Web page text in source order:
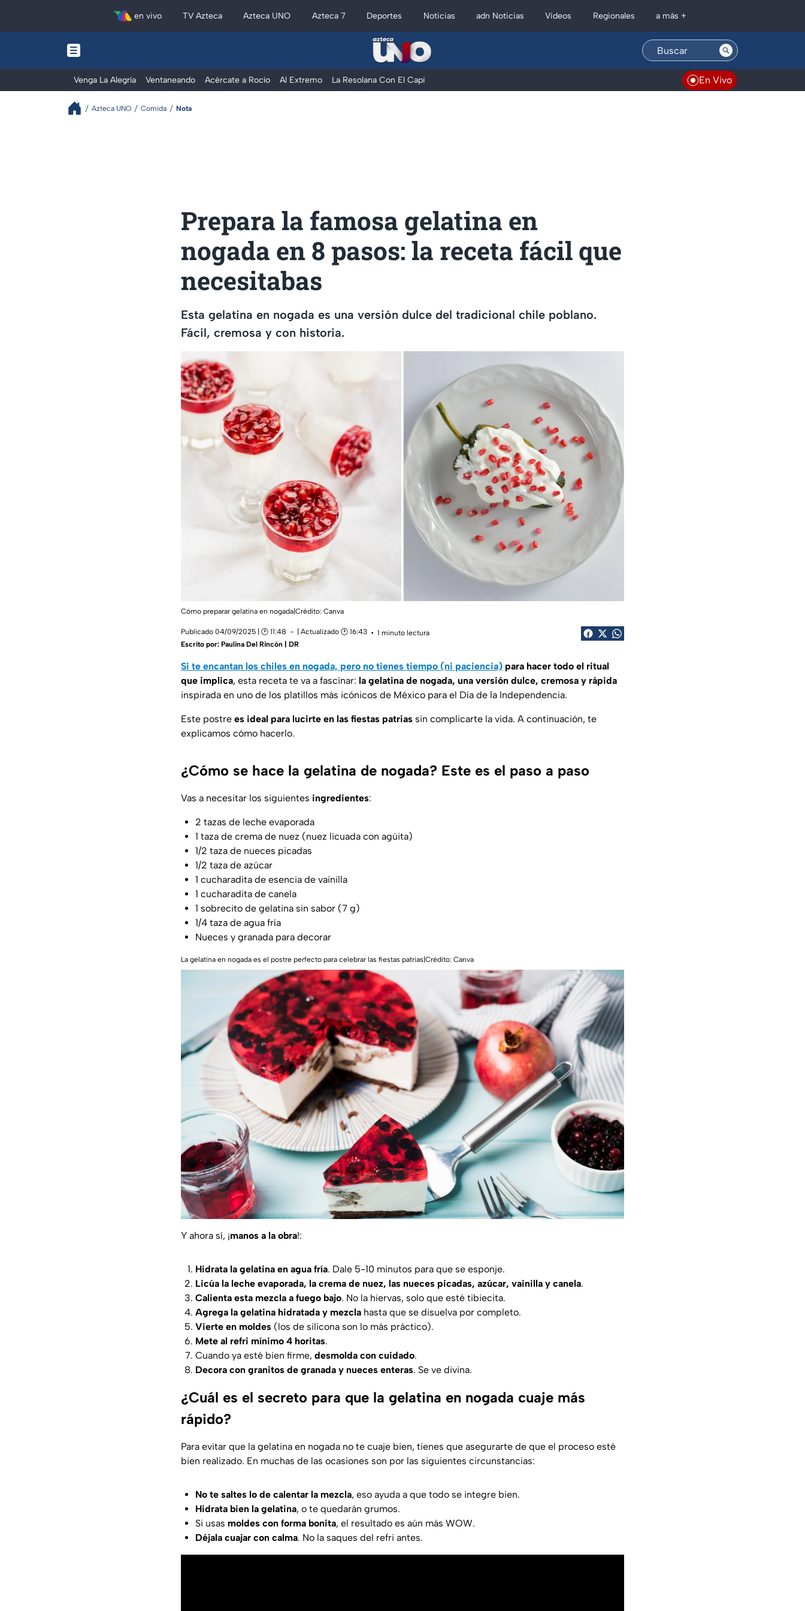
en vivo TV Azteca Azteca UNO Azteca 7 Deportes Noticias adn Noticias Videos Regionales a más +
Venga La Alegría Ventaneando Acércate a Rocío Al Extremo La Resolana Con El Capi En Vivo
Azteca UNO Comida Nota
Prepara la famosa gelatina en
nogada en 8 pasos: la receta fácil que
necesitabas
Esta gelatina en nogada es una versión dulce del tradicional chile poblano.
Fácil, cremosa y con historia.
Cómo preparar gelatina en nogada|Crédito: Canva
Publicado 04/09/2025 | 🕑 11:48 | Actualizado 🕑 16:43
1 minuto lectura
Escrito por: Paulina Del Rincón | DR
Si te encantan los chiles en nogada, pero no tienes tiempo (ni paciencia) para hacer todo el ritual
que implica, esta receta te va a fascinar: la gelatina de nogada, una versión dulce, cremosa y rápida
inspirada en uno de los platillos más icónicos de México para el Día de la Independencia.
Este postre es ideal para lucirte en las fiestas patrias sin complicarte la vida. A continuación, te
explicamos cómo hacerlo.
¿Cómo se hace la gelatina de nogada? Este es el paso a paso
Vas a necesitar los siguientes ingredientes:
2 tazas de leche evaporada
1 taza de crema de nuez (nuez licuada con agüita)
1/2 taza de nueces picadas
1/2 taza de azúcar
1 cucharadita de esencia de vainilla
1 cucharadita de canela
1 sobrecito de gelatina sin sabor (7 g)
1/4 taza de agua fría
Nueces y granada para decorar
La gelatina en nogada es el postre perfecto para celebrar las fiestas patrias|Crédito: Canva
Y ahora sí, ¡manos a la obra!:
Hidrata la gelatina en agua fría. Dale 5-10 minutos para que se esponje.
Licúa la leche evaporada, la crema de nuez, las nueces picadas, azúcar, vainilla y canela.
Calienta esta mezcla a fuego bajo. No la hiervas, solo que esté tibiecita.
Agrega la gelatina hidratada y mezcla hasta que se disuelva por completo.
Vierte en moldes (los de silicona son lo más práctico).
Mete al refri mínimo 4 horitas.
Cuando ya esté bien firme, desmolda con cuidado.
Decora con granitos de granada y nueces enteras. Se ve divina.
¿Cuál es el secreto para que la gelatina en nogada cuaje más
rápido?
Para evitar que la gelatina en nogada no te cuaje bien, tienes que asegurarte de que el proceso esté
bien realizado. En muchas de las ocasiones son por las siguientes circunstancias:
No te saltes lo de calentar la mezcla, eso ayuda a que todo se integre bien.
Hidrata bien la gelatina, o te quedarán grumos.
Si usas moldes con forma bonita, el resultado es aún más WOW.
Déjala cuajar con calma. No la saques del refri antes.